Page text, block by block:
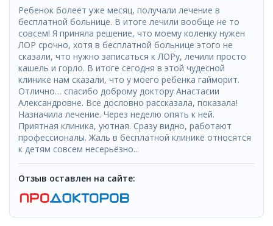
Ребенок болеет уже месяц, получали лечение в
бесплатной больнице. В итоге лечили вообще не то
совсем! Я приняла решение, что моему коленку нужен
ЛОР срочно, хотя в бесплатной больнице этого не
сказали, что нужно записаться к ЛОРу, лечили просто
кашель и горло. В итоге сегодня в этой чудесной
клинике нам сказали, что у моего ребенка гайморит.
Отлично… спасибо доброму доктору Анастасии
Александровне. Все дословно рассказала, показала!
Назначила лечение. Через неделю опять к ней.
Приятная клиника, уютная. Сразу видно, работают
профессионалы. Жаль в бесплатной клинике относятся
к детям совсем несерьёзно...
Отзыв оставлен на сайте: